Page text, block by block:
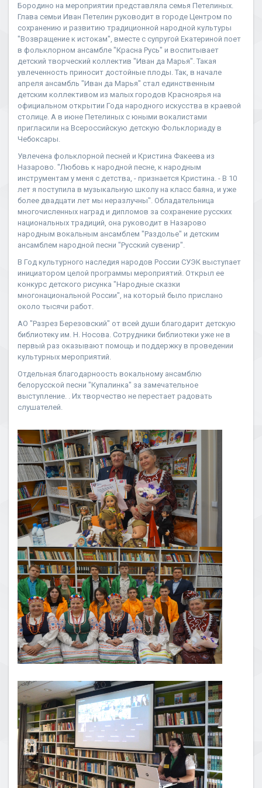
Бородино на мероприятии представляла семья Петелиных.
Глава семьи Иван Петелин руководит в городе Центром по
сохранению и развитию традиционной народной культуры
"Возвращение к истокам", вместе с супругой Екатериной поет
в фольклорном ансамбле "Красна Русь" и воспитывает
детский творческий коллектив "Иван да Марья". Такая
увлеченность приносит достойные плоды. Так, в начале
апреля ансамбль "Иван да Марья" стал единственным
детским коллективом из малых городов Красноярья на
официальном открытии Года народного искусства в краевой
столице. А в июне Петелиных с юными вокалистами
пригласили на Всероссийскую детскую Фольклориаду в
Чебоксары.
Увлечена фольклорной песней и Кристина Факеева из
Назарово. "Любовь к народной песне, к народным
инструментам у меня с детства, - признается Кристина. - В 10
лет я поступила в музыкальную школу на класс баяна, и уже
более двадцати лет мы неразлучны". Обладательница
многочисленных наград и дипломов за сохранение русских
национальных традиций, она руководит в Назарово
народным вокальным ансамблем "Раздолье" и детским
ансамблем народной песни "Русский сувенир".
В Год культурного наследия народов России СУЭК выступает
инициатором целой программы мероприятий. Открыл ее
конкурс детского рисунка "Народные сказки
многонациональной России", на который было прислано
около тысячи работ.
АО "Разрез Березовский" от всей души благодарит детскую
библиотеку им. Н. Носова. Сотрудники библиотеки уже не в
первый раз оказывают помощь и поддержку в проведении
культурных мероприятий.
Отдельная благодарноость вокальному ансамблю
белорусской песни "Купалинка" за замечательное
выступление. . Их творчество не перестает радовать
слушателей.